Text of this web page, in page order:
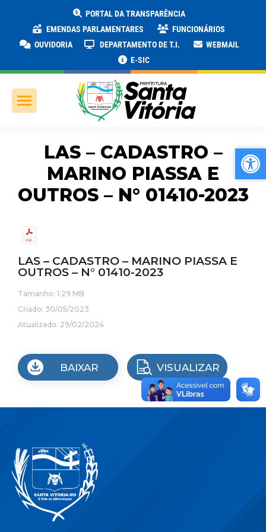
PORTAL DA TRANSPARÊNCIA
EMENDAS PARLAMENTARES
FUNCIONÁRIOS
OUVIDORIA
DEPARTAMENTO DE T.I.
WEBMAIL
E-SIC
LAS – CADASTRO –
MARINO PIASSA E
OUTROS – N° 01410-2023
LAS – CADASTRO – MARINO PIASSA E
OUTROS – N° 01410-2023
Tamanho: 1.29 MB
Criado: 30/05/2023
Atualizado: 29/02/2024
BAIXAR VISUALIZAR